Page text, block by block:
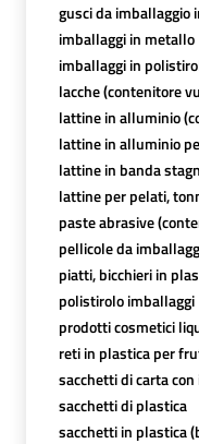
gusci da imballaggio
imballaggi in metallo
imballaggi in
lacche (contenitore
lattine in alluminio
lattine in alluminio
lattine in banda
lattine per pelati,
paste abrasive
pellicole da
piatti, bicchieri in
polistirolo imballaggi
prodotti cosmetici
reti in plastica per
sacchetti di carta
sacchetti di plastica
sacchetti in plastica